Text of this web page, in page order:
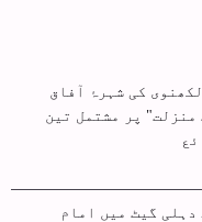
کی شہرۂ آفاق
منزلت" پر مشتمل تین
دہلی گیٹ میں امام